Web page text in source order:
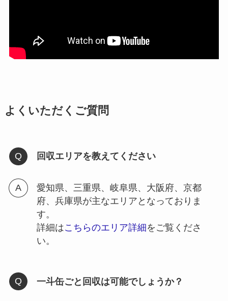
よくいただくご質問
回収エリアを教えてください
愛知県、三重県、岐阜県、大阪府、京都
府、兵庫県が主なエリアとなっておりま
す。
詳細はこちらのエリア詳細をご覧くださ
い。
一斗缶ごと回収は可能でしょうか？